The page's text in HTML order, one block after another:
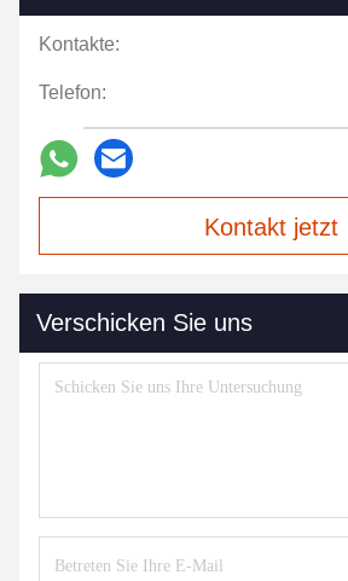
Kontakte:
Telefon:
Kontakt jetzt
Verschicken Sie uns